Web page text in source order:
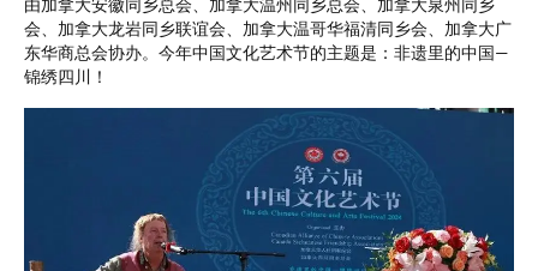
会、加拿大龙岩同乡联谊会、加拿大温哥华福清同乡会、加拿大广
东华商总会协办。今年中国文化艺术节的主题是：非遗里的中国—
锦绣四川！